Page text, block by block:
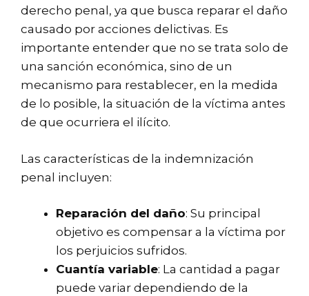
derecho penal, ya que busca reparar el daño
causado por acciones delictivas. Es
importante entender que no se trata solo de
una sanción económica, sino de un
mecanismo para restablecer, en la medida
de lo posible, la situación de la víctima antes
de que ocurriera el ilícito.
Las características de la indemnización
penal incluyen:
Reparación del daño: Su principal
objetivo es compensar a la víctima por
los perjuicios sufridos.
Cuantía variable: La cantidad a pagar
puede variar dependiendo de la